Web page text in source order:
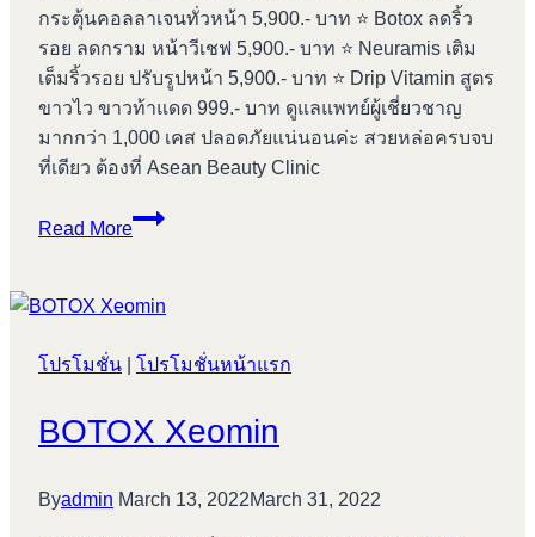
กระตุ้นคอลลาเจนทั่วหน้า 5,900.- บาท ⭐️ Botox ลดริ้ว
รอย ลดกราม หน้าวีเชฟ 5,900.- บาท ⭐️ Neuramis เติม
เต็มริ้วรอย ปรับรูปหน้า 5,900.- บาท ⭐️ Drip Vitamin สูตร
ขาวไว ขาวท้าแดด 999.- บาท ดูแลแพทย์ผู้เชี่ยวชาญ
มากกว่า 1,000 เคส ปลอดภัยแน่นอนค่ะ สวยหล่อครบจบ
ที่เดียว ต้องที่ Asean Beauty Clinic
Read More
Program
โปรโมชั่น โปรโมชั่นหน้าแรก
BOTOX Xeomin
Byadmin March 13, 2022March 31, 2022